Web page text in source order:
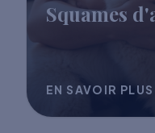
Squames
EN SAVOIR PLUS